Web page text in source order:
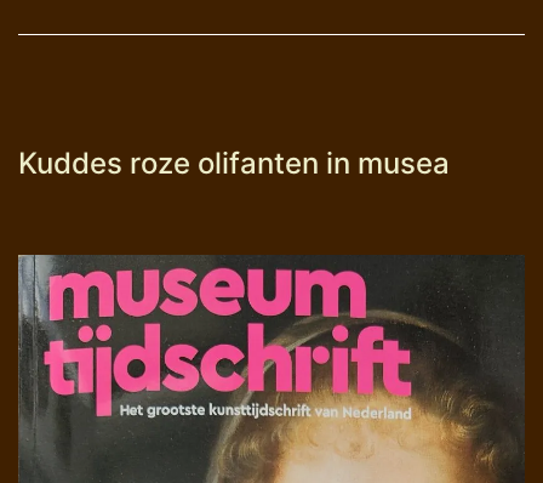
Kuddes roze olifanten in musea